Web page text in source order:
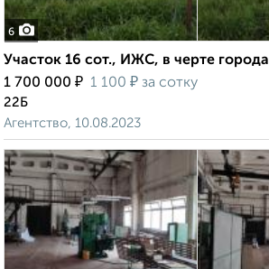
6
Участок 16 сот., ИЖС, в черте города
1 700 000 ₽ 1 100 ₽ за сотку
22Б
Агентство, 10.08.2023